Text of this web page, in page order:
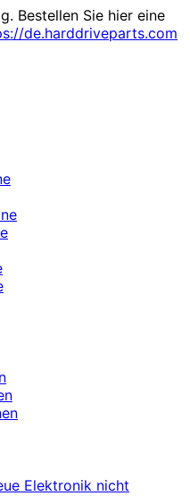
Bestellen Sie hier eine
de.harddriveparts.com
Elektronik nicht